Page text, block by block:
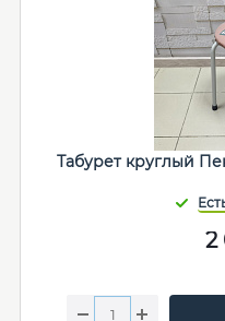
Табурет круглый
2